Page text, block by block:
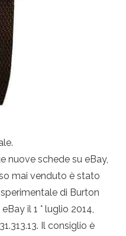
nuove schede su eBay,
mai venduto è stato
di Burton
il 1 ° luglio 2014,
Il consiglio è